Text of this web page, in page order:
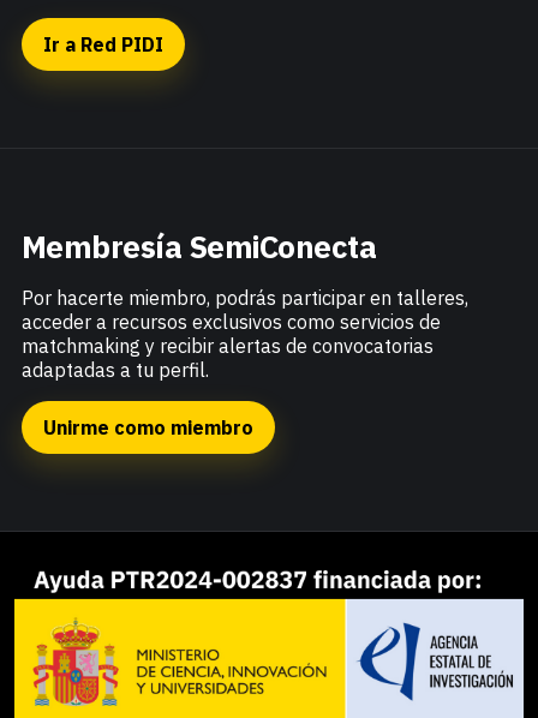
Ir a Red PIDI
Membresía SemiConecta
Por hacerte miembro, podrás participar en talleres,
acceder a recursos exclusivos como servicios de
matchmaking y recibir alertas de convocatorias
adaptadas a tu perfil.
Unirme como miembro